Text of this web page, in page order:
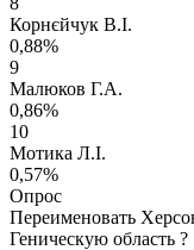
Корнєйчук В.І.
0,88%
9
Малюков Г.А.
0,86%
10
Мотика Л.І.
0,57%
Опрос
Переименовать
Геническую область ?